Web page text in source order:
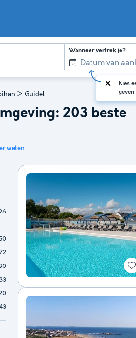
Wanneer vertrek je?
Kies
geven
> Guidel
203 beste
weten
72
30